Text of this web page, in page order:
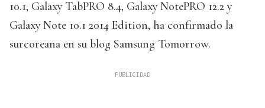
10.1, Galaxy TabPRO 8.4, Galaxy NotePRO 12.2 y
Galaxy Note 10.1 2014 Edition, ha confirmado la
surcoreana en su blog Samsung Tomorrow.